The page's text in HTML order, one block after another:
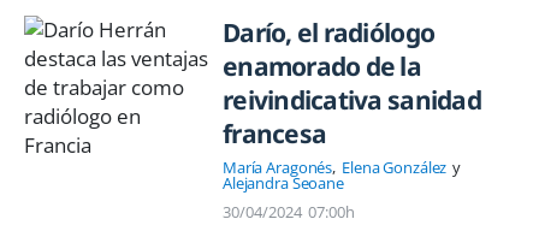
Darío, el radiólogo
enamorado de la
reivindicativa sanidad
francesa
María Aragonés Elena González
Alejandra Seoane
30/04/2024 07:00h